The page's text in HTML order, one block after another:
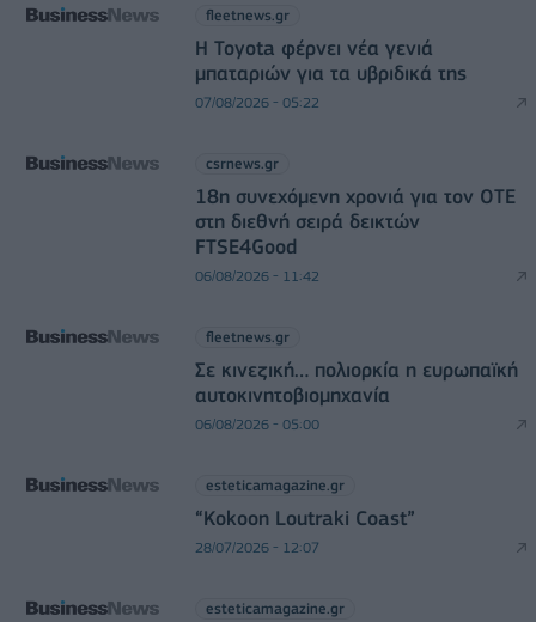
fleetnews.gr
Η Toyota φέρνει νέα γενιά
μπαταριών για τα υβριδικά της
07/08/2026 - 05:22
csrnews.gr
18η συνεχόμενη χρονιά για τον ΟΤΕ
στη διεθνή σειρά δεικτών
FTSE4Good
06/08/2026 - 11:42
fleetnews.gr
Σε κινεζική… πολιορκία η ευρωπαϊκή
αυτοκινητοβιομηχανία
06/08/2026 - 05:00
esteticamagazine.gr
“Kokoon Loutraki Coast”
28/07/2026 - 12:07
esteticamagazine.gr